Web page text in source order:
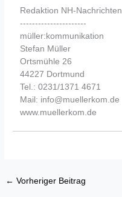
Redaktion NH-Nachrichten
----------------------
müller:kommunikation
Stefan Müller
Ortsmühle 26
44227 Dortmund
Tel.: 0231/1371 4671
Mail: info@muellerkom.de
www.muellerkom.de
← Vorheriger Beitrag